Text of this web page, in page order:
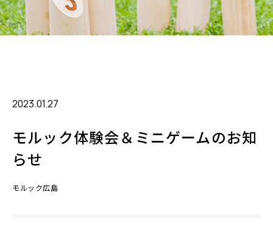
2023.01.27
モルック体験会＆ミニゲームのお知
らせ
モルック広島